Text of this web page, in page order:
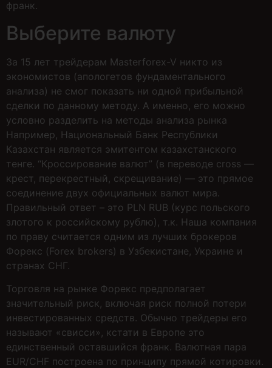
франк.
Выберите валюту
За 15 лет трейдерам Masterforex-V никто из
экономистов (апологетов фундаментального
анализа) не смог показать ни одной прибыльной
сделки по данному методу. А именно, его можно
условно разделить на методы анализа рынка
Например, Национальный Банк Республики
Казахстан является эмитентом казахстанского
тенге. “Кроссирование валют” (в переводе cross —
крест, перекрестный, скрещивание) — это прямое
соединение двух официальных валют мира.
Правильный ответ – это PLN RUB (курс польского
злотого к российскому рублю), т.к. Наша компания
по праву считается одним из лучших брокеров
Форекс (Forex brokers) в Узбекистане, Украине и
странах СНГ.
Торговля на рынке Форекс предполагает
значительный риск, включая риск полной потери
инвестированных средств. Обычно трейдеры его
называют «свисси», кстати в Европе это
единственный оставшийся франк. Валютная пара
EUR/CHF построена по принципу прямой котировки.